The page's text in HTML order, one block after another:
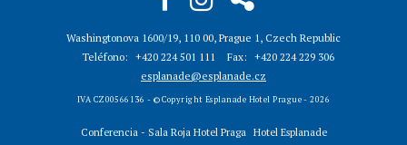
Washingtonova 1600/19, 110 00, Prague 1, Czech Republic
Teléfono
+420 224 501 111 Fax
+420 224 229 306
esplanade@esplanade.cz
IVA CZ00566136 - © Copyright Esplanade Hotel Prague - 2026
Conferencia - Sala Roja Hotel Praga Hotel Esplanade